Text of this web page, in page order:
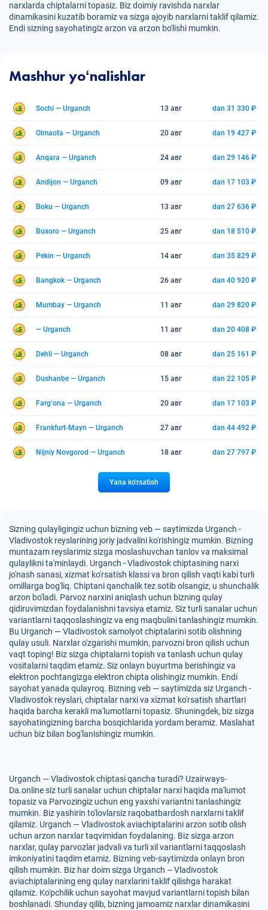
narxlarda chiptalarni topasiz. Biz doimiy ravishda narxlar
dinamikasini kuzatib boramiz va sizga ajoyib narxlarni taklif qilamiz.
Endi sizning sayohatingiz arzon va arzon bo'lishi mumkin.
Mashhur yoʻnalishlar
Sochi — Urganch 13 авг dan 31 330 ₽
Olmaota — Urganch 20 авг dan 19 427 ₽
Anqara — Urganch 24 авг dan 29 146 ₽
Andijon — Urganch 09 авг dan 17 103 ₽
Boku — Urganch 13 авг dan 27 636 ₽
Buxoro — Urganch 25 авг dan 18 510 ₽
Pekin — Urganch 14 авг dan 35 829 ₽
Bangkok — Urganch 26 авг dan 40 920 ₽
Mumbay — Urganch 11 авг dan 29 820 ₽
— Urganch 11 авг dan 20 408 ₽
Dehli — Urganch 08 авг dan 25 161 ₽
Dushanbe — Urganch 15 авг dan 22 105 ₽
Fargʻona — Urganch 20 авг dan 17 103 ₽
Frankfurt-Mayn — Urganch 27 авг dan 44 492 ₽
Nijniy Novgorod — Urganch 18 авг dan 27 797 ₽
Yana ko'rsatish
Sizning qulayligingiz uchun bizning veb — saytimizda Urganch -
Vladivostok reyslarining joriy jadvalini ko'rishingiz mumkin. Bizning
muntazam reyslarimiz sizga moslashuvchan tanlov va maksimal
qulaylikni ta'minlaydi. Urganch - Vladivostok chiptasining narxi
jo'nash sanasi, xizmat ko'rsatish klassi va bron qilish vaqti kabi turli
omillarga bog'liq. Chiptani qanchalik tez sotib olsangiz, u shunchalik
arzon bo'ladi. Parvoz narxini aniqlash uchun bizning qulay
qidiruvimizdan foydalanishni tavsiya etamiz. Siz turli sanalar uchun
variantlarni taqqoslashingiz va eng maqbulini tanlashingiz mumkin.
Bu Urganch — Vladivostok samolyot chiptalarini sotib olishning
qulay usuli. Narxlar o'zgarishi mumkin, parvozni bron qilish uchun
vaqt toping! Biz sizga chiptalarni topish va tanlash uchun qulay
vositalarni taqdim etamiz. Siz onlayn buyurtma berishingiz va
elektron pochtangizga elektron chipta olishingiz mumkin. Endi
sayohat yanada qulayroq. Bizning veb — saytimizda siz Urganch -
Vladivostok reyslari, chiptalar narxi va xizmat ko'rsatish shartlari
haqida barcha kerakli ma'lumotlarni topasiz. Shuningdek, biz sizga
sayohatingizning barcha bosqichlarida yordam beramiz. Maslahat
uchun biz bilan bog'lanishingiz mumkin.
Urganch — Vladivostok chiptasi qancha turadi? Uzairways-
Da.online siz turli sanalar uchun chiptalar narxi haqida ma'lumot
topasiz va Parvozingiz uchun eng yaxshi variantni tanlashingiz
mumkin. Biz yashirin to'lovlarsiz raqobatbardosh narxlarni taklif
qilamiz. Urganch — Vladivostok aviachiptalarini arzon sotib olish
uchun arzon narxlar taqvimidan foydalaning. Biz sizga arzon
narxlar, qulay parvozlar jadvali va turli xil variantlarni taqqoslash
imkoniyatini taqdim etamiz. Bizning veb-saytimizda onlayn bron
qilish mumkin. Biz har doim sizga Urganch – Vladivostok
aviachiptalarining eng qulay narxlarini taklif qilishga harakat
qilamiz. Ko'pchilik uchun sayohat mavjud variantlarni topish bilan
boshlanadi. Shunday qilib, bizning jamoamiz narxlar dinamikasini